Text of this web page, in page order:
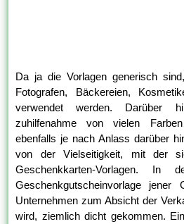
Da ja die Vorlagen generisch
Fotografen, Bäckereien,
verwendet werden. Darüber
zuhilfenahme von vielen
ebenfalls je nach Anlass darüber
von der Vielseitigkeit, mit der
Geschenkkarten-Vorlagen.
Geschenkgutscheinvorlage jener
Unternehmen zum Absicht der
wird, ziemlich dicht gekommen.